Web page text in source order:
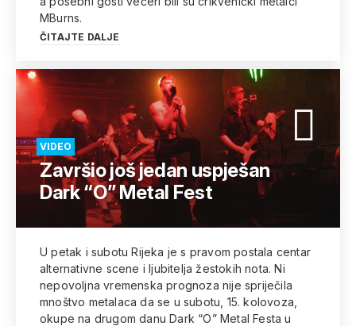
MBurns.
ČITAJTE DALJE
VIDEO
Završio još jedan uspješan
Dark “O” Metal Fest
U petak i subotu Rijeka je s pravom postala centar
alternativne scene i ljubitelja žestokih nota. Ni
nepovoljna vremenska prognoza nije spriječila
mnoštvo metalaca da se u subotu, 15. kolovoza,
okupe na drugom danu Dark “O” Metal Festa u